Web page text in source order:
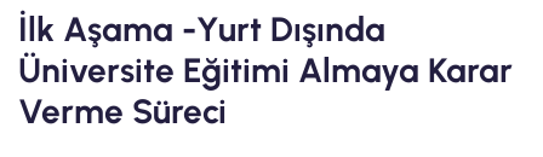
İlk Aşama -Yurt Dışında
Üniversite Eğitimi Almaya Karar
Verme Süreci